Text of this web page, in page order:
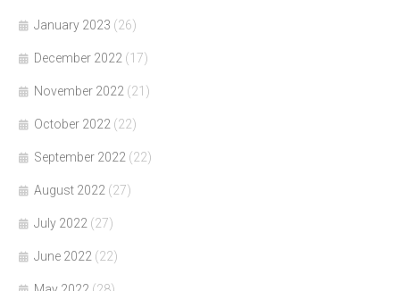
January 2023 (26)
December 2022 (17)
November 2022 (21)
October 2022 (22)
September 2022 (22)
August 2022 (27)
July 2022 (27)
June 2022 (22)